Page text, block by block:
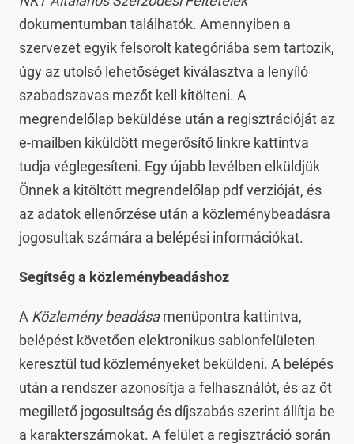
dokumentumban találhatók. Amennyiben a
szervezet egyik felsorolt kategóriába sem tartozik,
úgy az utolsó lehetőséget kiválasztva a lenyíló
szabadszavas mezőt kell kitölteni. A
megrendelőlap beküldése után a regisztrációját az
e-mailben kiküldött megerősítő linkre kattintva
tudja véglegesíteni. Egy újabb levélben elküldjük
Önnek a kitöltött megrendelőlap pdf verzióját, és
az adatok ellenőrzése után a közleménybeadásra
jogosultak számára a belépési információkat.
Segítség a közleménybeadáshoz
A Közlemény beadásamenüpontra kattintva,
belépést követően elektronikus sablonfelületen
keresztül tud közleményeket beküldeni. A belépés
után a rendszer azonosítja a felhasználót, és az őt
megillető jogosultság és díjszabás szerint állítja be
a karakterszámokat. A felület a regisztráció során